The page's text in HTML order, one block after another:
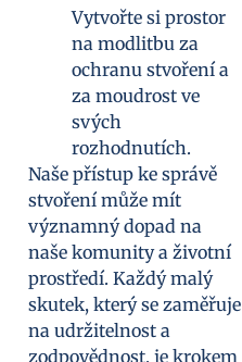
Vytvořte si prostor
na modlitbu za
ochranu stvoření a
za moudrost ve
svých
rozhodnutích.
Naše přístup ke správě
stvoření může mít
významný dopad na
naše komunity a životní
prostředí. Každý malý
skutek, který se zaměřuje
na udržitelnost a
zodpovědnost, je krokem